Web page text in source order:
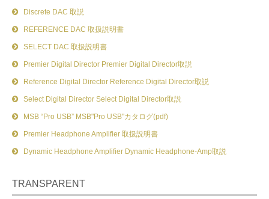
Discrete DAC 取説
REFERENCE DAC 取扱説明書
SELECT DAC 取扱説明書
Premier Digital Director Premier Digital Director取説
Reference Digital Director Reference Digital Director取説
Select Digital Director Select Digital Director取説
MSB “Pro USB” MSB"Pro USB"カタログ(pdf)
Premier Headphone Amplifier 取扱説明書
Dynamic Headphone Amplifier Dynamic Headphone-Amp取説
TRANSPARENT